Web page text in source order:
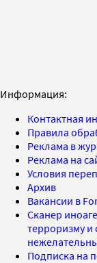
Информация:
Контактная
Правила
Реклама в
Реклама на
Условия
Архив
Вакансии в
Сканер
терроризму и
Подписка на